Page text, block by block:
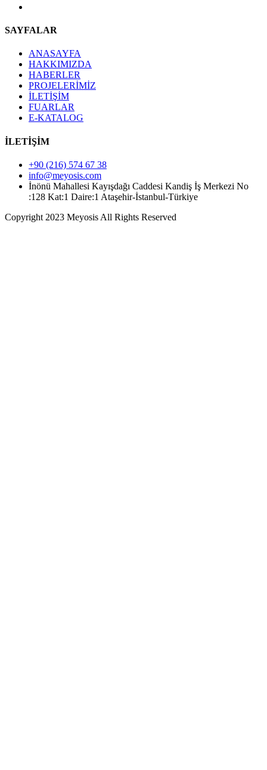
SAYFALAR
ANASAYFA
HAKKIMIZDA
HABERLER
PROJELERİMİZ
İLETİŞİM
FUARLAR
E-KATALOG
İLETİŞİM
+90 (216) 574 67 38
info@meyosis.com
İnönü Mahallesi Kayışdağı Caddesi Kandiş İş Merkezi No
:128 Kat:1 Daire:1 Ataşehir-İstanbul-Türkiye
Copyright 2023 Meyosis All Rights Reserved